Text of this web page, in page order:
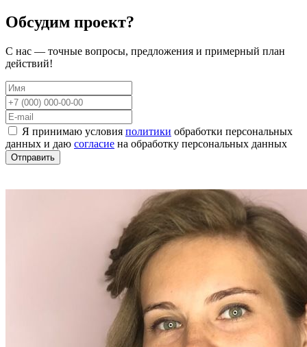
Обсудим проект?
С нас — точные вопросы, предложения и примерный план
действий!
Я принимаю условия политики обработки персональных
данных и даю согласие на обработку персональных данных
Отправить